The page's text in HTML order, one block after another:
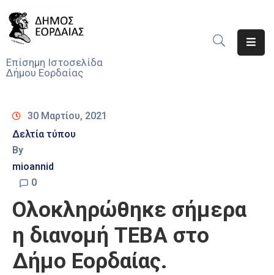
Επίσημη Ιστοσελίδα
Δήμου Εορδαίας
Νέα
Υπηρεσίες
Του
Δήμου
Προσκλήσεις
Αποφάσεις
Τηλέφωνα
30 Μαρτίου, 2021
Δελτία τύπου
By
mioannid
0
Ολοκληρώθηκε σήμερα
η διανομή ΤΕΒΑ στο
Δήμο Εορδαίας.